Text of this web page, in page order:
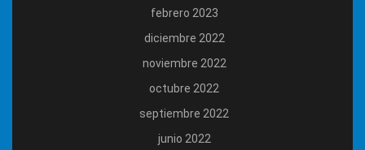
febrero 2023
diciembre 2022
noviembre 2022
octubre 2022
septiembre 2022
junio 2022